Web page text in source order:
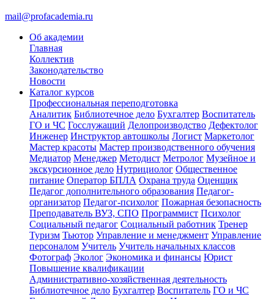
mail@profacademia.ru
Об академии
Главная
Коллектив
Законодательство
Новости
Каталог курсов
Профессиональная переподготовка
Аналитик Библиотечное дело Бухгалтер Воспитатель
ГО и ЧС Госслужащий Делопроизводство Дефектолог
Инженер Инструктор автошколы Логист Маркетолог
Мастер красоты Мастер производственного обучения
Медиатор Менеджер Методист Метролог Музейное и
экскурсионное дело Нутрициолог Общественное
питание Оператор БПЛА Охрана труда Оценщик
Педагог дополнительного образования Педагог-
организатор Педагог-психолог Пожарная безопасность
Преподаватель ВУЗ, СПО Программист Психолог
Социальный педагог Социальный работник Тренер
Туризм Тьютор Управление и менеджмент Управление
персоналом Учитель Учитель начальных классов
Фотограф Эколог Экономика и финансы Юрист
Повышение квалификации
Административно-хозяйственная деятельность
Библиотечное дело Бухгалтер Воспитатель ГО и ЧС